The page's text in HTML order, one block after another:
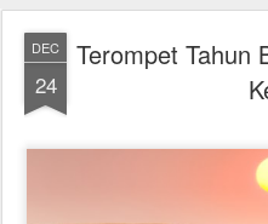
DEC
24
Terompet Tahun